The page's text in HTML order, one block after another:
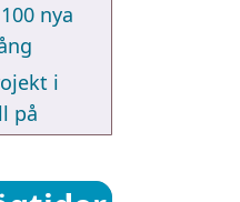
nya
i
på